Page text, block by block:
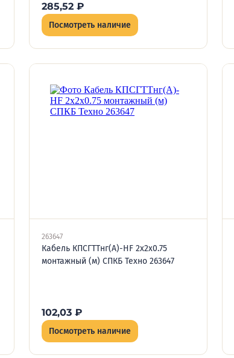
285,52 ₽
Посмотреть наличие
263647
Кабель КПСГТТнг(А)-HF 2х2х0.75
монтажный (м) СПКБ Техно 263647
102,03 ₽
Посмотреть наличие